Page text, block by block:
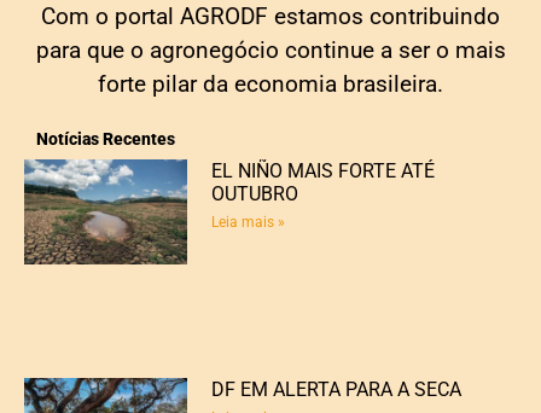
Com o portal AGRODF estamos contribuindo
para que o agronegócio continue a ser o mais
forte pilar da economia brasileira.
Notícias Recentes
EL NIÑO MAIS FORTE ATÉ
OUTUBRO
Leia mais »
DF EM ALERTA PARA A SECA